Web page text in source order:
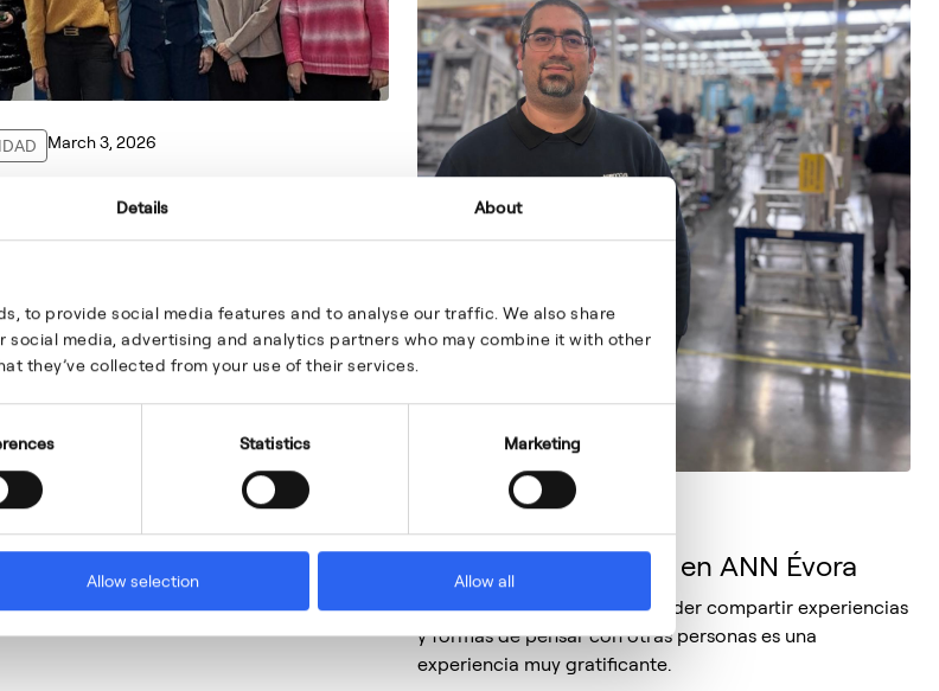
Details About
to provide social media features and to analyse our traffic. We also share
social media, advertising and analytics partners who may combine it with other
they’ve collected from your use of their services.
Statistics Marketing
Allow selection Allow all
March 3, 2026
Acción ESG del Grupo
(III)
March 3, 2026
Jose García Morales en ANN Évora
Trabajar fuera de tu país y poder compartir experiencias
y formas de pensar con otras personas es una
experiencia muy gratificante.